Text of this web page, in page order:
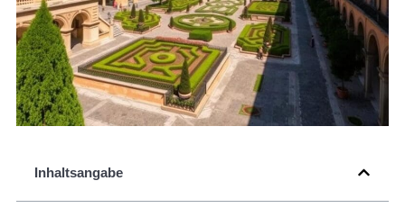
Inhaltsangabe